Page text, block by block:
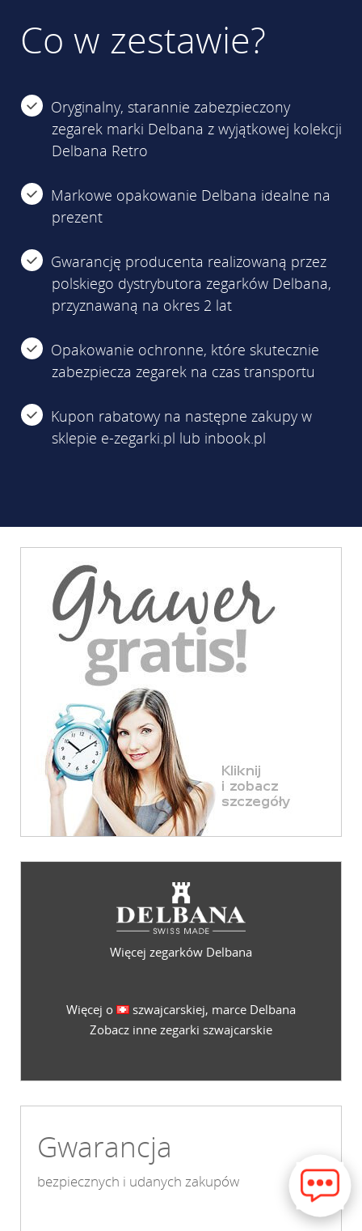
Co w zestawie?
Oryginalny, starannie zabezpieczony
zegarek marki Delbana z wyjątkowej kolekcji
Delbana Retro
Markowe opakowanie Delbana idealne na
prezent
Gwarancję producenta realizowaną przez
polskiego dystrybutora zegarków Delbana,
przyznawaną na okres 2 lat
Opakowanie ochronne, które skutecznie
zabezpiecza zegarek na czas transportu
Kupon rabatowy na następne zakupy w
sklepie e-zegarki.pl lub inbook.pl
Więcej zegarków Delbana
Więcej o
szwajcarskiej, marce Delbana
Zobacz inne zegarki szwajcarskie
Gwarancja
bezpiecznych i udanych zakupów